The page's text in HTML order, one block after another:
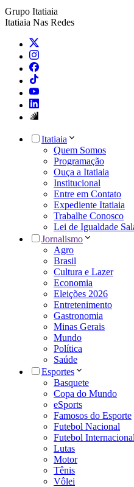
Grupo Itatiaia
Itatiaia Nas Redes
Itatiaia
Quem Somos
Programação
Ouça a Itatiaia
Institucional
Entre em Contato
Expediente Itatiaia
Trabalhe Conosco
Lei de Igualdade
Jornalismo
Agro
Brasil
Cultura e Lazer
Economia
Eleições 2026
Entretenimento
Gastronomia
Minas Gerais
Mundo
Política
Saúde
Esportes
Basquete
Copa do Mundo
eSports
Famosos do Esporte
Futebol Nacional
Futebol Internacional
Lutas
Motor
Tênis
Vôlei